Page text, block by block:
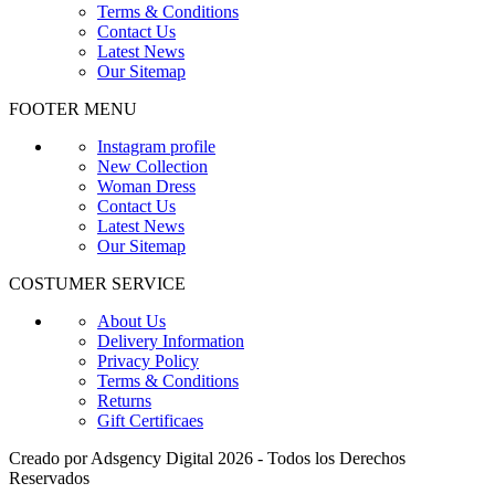
Terms & Conditions
Contact Us
Latest News
Our Sitemap
FOOTER MENU
Instagram profile
New Collection
Woman Dress
Contact Us
Latest News
Our Sitemap
COSTUMER SERVICE
About Us
Delivery Information
Privacy Policy
Terms & Conditions
Returns
Gift Certificaes
Creado por Adsgency Digital 2026 - Todos los Derechos
Reservados